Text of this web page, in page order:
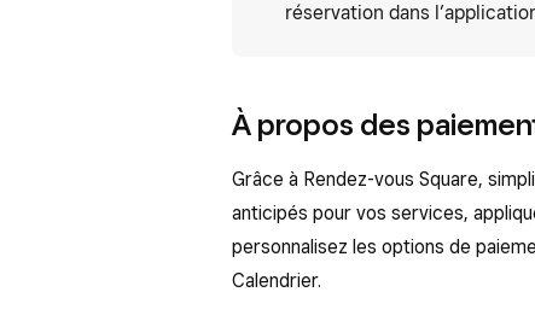
réservation dans
À propos des
Grâce à Rendez-vous Square,
anticipés pour vos services,
personnalisez les options de
Calendrier.